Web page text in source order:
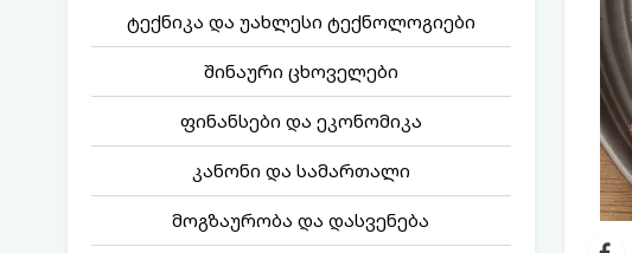
ტექნიკა და უახლესი ტექნოლოგიები
შინაური ცხოველები
ფინანსები და ეკონომიკა
კანონი და სამართალი
მოგზაურობა და დასვენება